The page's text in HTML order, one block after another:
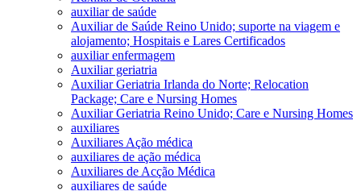
auxiliar de saúde
Auxiliar de Saúde Reino Unido; suporte na viagem e
alojamento; Hospitais e Lares Certificados
auxiliar enfermagem
Auxiliar geriatria
Auxiliar Geriatria Irlanda do Norte; Relocation
Package; Care e Nursing Homes
Auxiliar Geriatria Reino Unido; Care e Nursing Homes
auxiliares
Auxiliares Ação médica
auxiliares de ação médica
Auxiliares de Acção Médica
auxiliares de saúde